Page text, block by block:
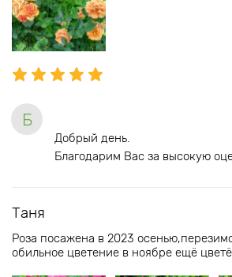
Б
Добрый день.
Благодарим Вас за высокую
Таня
Роза посажена в 2023
обильное цветение в ноябре ещё